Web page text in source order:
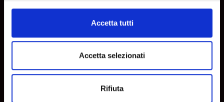
Accetta tutti
Accetta selezionati
Rifiuta